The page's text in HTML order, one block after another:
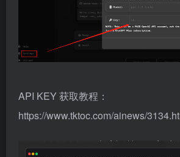
API KEY 获取教程：
https://www.tktoc.com/ainews/